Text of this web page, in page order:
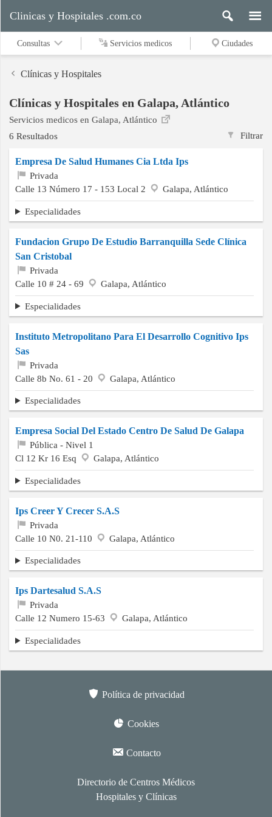
medicos
Ciudades
Buscar
Contacto
Clinicas y Hospitales .com.co
Consultas Servicios medicos Ciudades
Clínicas y Hospitales
Clínicas y Hospitales en Galapa, Atlántico
Servicios medicos en Galapa, Atlántico
Filtrar
6 Resultados
Empresa De Salud Humanes Cia Ltda Ips
Privada
Calle 13 Número 17 - 153 Local 2
Galapa, Atlántico
Especialidades
Fundacion Grupo De Estudio Barranquilla Sede Clínica
San Cristobal
Privada
Calle 10 # 24 - 69
Galapa, Atlántico
Especialidades
Instituto Metropolitano Para El Desarrollo Cognitivo Ips
Sas
Privada
Calle 8b No. 61 - 20
Galapa, Atlántico
Especialidades
Empresa Social Del Estado Centro De Salud De Galapa
Pública - Nivel 1
Cl 12 Kr 16 Esq
Galapa, Atlántico
Especialidades
Ips Creer Y Crecer S.A.S
Privada
Calle 10 N0. 21-110
Galapa, Atlántico
Especialidades
Ips Dartesalud S.A.S
Privada
Calle 12 Numero 15-63
Galapa, Atlántico
Especialidades
Política de privacidad
Cookies
Contacto
Directorio de Centros Médicos
Hospitales y Clínicas